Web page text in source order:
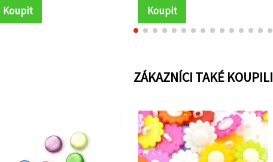
Koupit Koupit
ZÁKAZNÍCI TAKÉ KOUPILI